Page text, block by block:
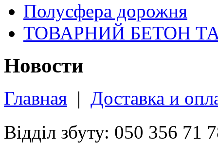
Полусфера дорожня
ТОВАРНИЙ БЕТОН
Новости
Главная | Доставка и
Відділ збуту: 050 356 71